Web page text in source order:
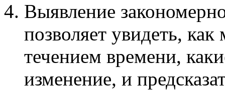
Выявление
позволяет увидеть,
течением времени,
изменение, и